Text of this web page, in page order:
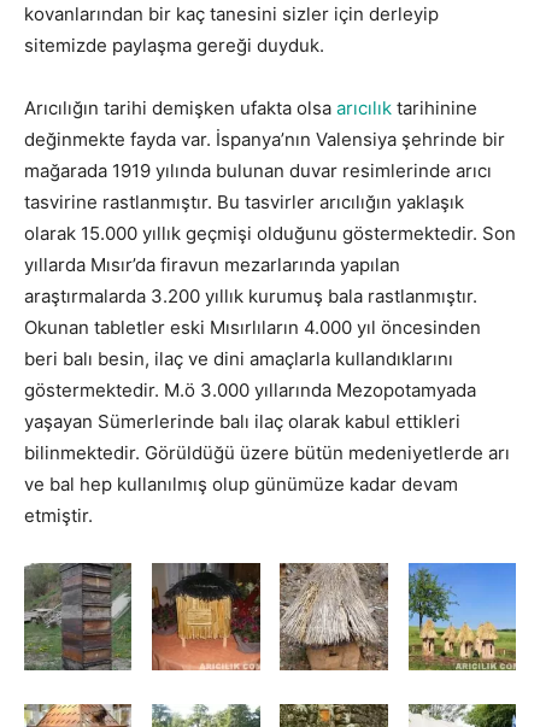
kovanlarından bir kaç tanesini sizler için derleyip
sitemizde paylaşma gereği duyduk.
Arıcılığın tarihi demişken ufakta olsa arıcılık tarihinine
değinmekte fayda var. İspanya’nın Valensiya şehrinde bir
mağarada 1919 yılında bulunan duvar resimlerinde arıcı
tasvirine rastlanmıştır. Bu tasvirler arıcılığın yaklaşık
olarak 15.000 yıllık geçmişi olduğunu göstermektedir. Son
yıllarda Mısır’da firavun mezarlarında yapılan
araştırmalarda 3.200 yıllık kurumuş bala rastlanmıştır.
Okunan tabletler eski Mısırlıların 4.000 yıl öncesinden
beri balı besin, ilaç ve dini amaçlarla kullandıklarını
göstermektedir. M.ö 3.000 yıllarında Mezopotamyada
yaşayan Sümerlerinde balı ilaç olarak kabul ettikleri
bilinmektedir. Görüldüğü üzere bütün medeniyetlerde arı
ve bal hep kullanılmış olup günümüze kadar devam
etmiştir.